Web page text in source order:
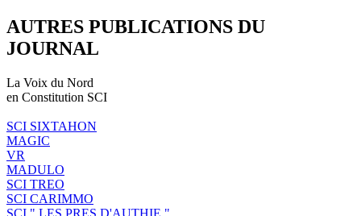
AUTRES PUBLICATIONS DU
JOURNAL
La Voix du Nord
en Constitution SCI
SCI SIXTAHON
MAGIC
VR
MADULO
SCI TREO
SCI CARIMMO
SCI " LES PRES D'AUTHIE "